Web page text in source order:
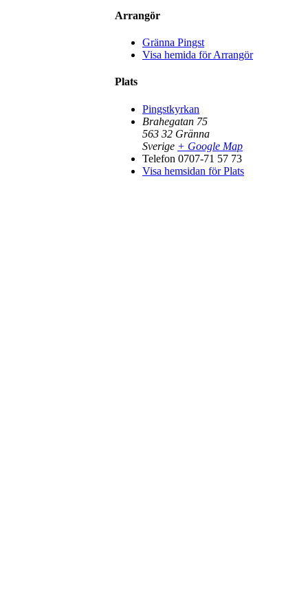
Arrangör
Gränna Pingst
Visa hemida för Arrangör
Plats
Pingstkyrkan
Brahegatan 75
563 32 Gränna
Sverige + Google Map
Telefon 0707-71 57 73
Visa hemsidan för Plats